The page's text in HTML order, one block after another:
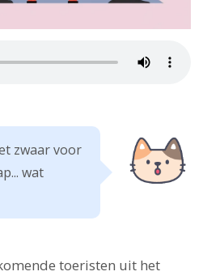
zwaar voor
wat
toeristen uit het